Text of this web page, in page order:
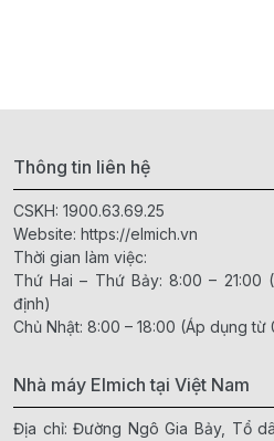
Thông tin liên hệ
CSKH: 1900.63.69.25
Website: https://elmich.vn
Thời gian làm việc:
Thứ Hai – Thứ Bảy: 8:00 – 21:00
định)
Chủ Nhật: 8:00 – 18:00 (Áp dụng từ
Nhà máy Elmich tại Việt Nam
Địa chỉ: Đường Ngô Gia Bảy, Tổ